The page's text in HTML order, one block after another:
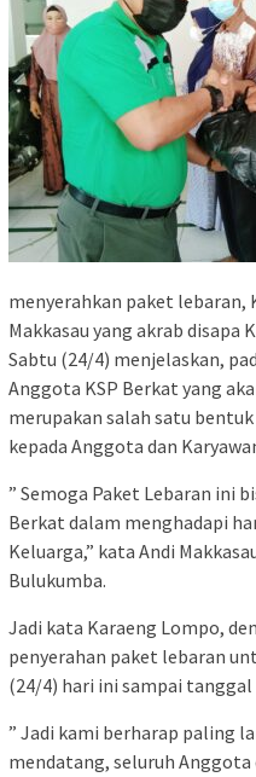
menyerahkan paket lebaran,
Makkasau yang akrab disapa
Sabtu (24/4) menjelaskan,
Anggota KSP Berkat yang
merupakan salah satu
kepada Anggota dan
” Semoga Paket Lebaran ini
Berkat dalam menghadapi
Keluarga,” kata Andi
Bulukumba.
Jadi kata Karaeng Lompo,
penyerahan paket lebaran
(24/4) hari ini sampai tanggal
” Jadi kami berharap paling
mendatang, seluruh Anggota